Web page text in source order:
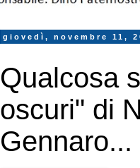
giovedì, novembre 11,
Qualcosa
oscuri" di
Gennaro...